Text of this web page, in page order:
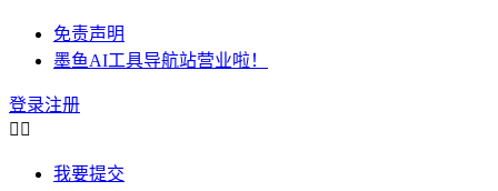
免责声明
墨鱼AI工具导航站营业啦！
登录注册
 
我要提交